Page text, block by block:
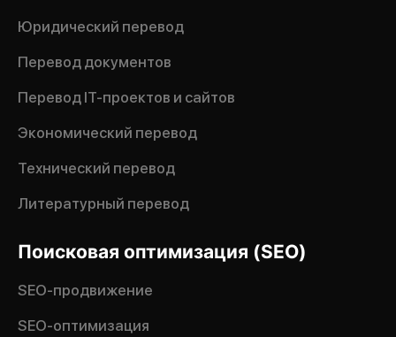
Юридический перевод
Перевод документов
Перевод IT-проектов и сайтов
Экономический перевод
Технический перевод
Литературный перевод
Поисковая оптимизация (SEO)
SEO-продвижение
SEO-оптимизация